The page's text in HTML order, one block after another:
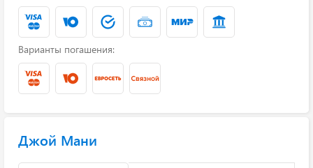
Варианты погашения:
Джой Мани